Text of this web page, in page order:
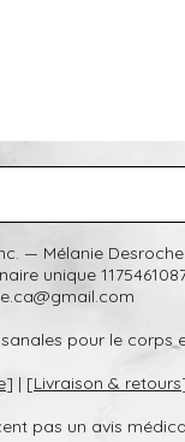
— Mélanie
unique
pour le corps
] | [Livraison & retours
pas un avis